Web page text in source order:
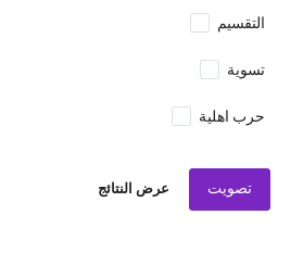
التقسيم
تسوية
حرب اهلية
تصويت عرض النتائج